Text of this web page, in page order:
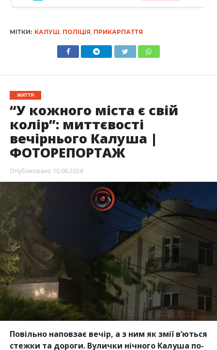
МІТКИ: КАЛУШ, ПОЛІЦІЯ, ПРИКАРПАТТЯ
ЖИТТЯ
“У кожного міста є свій
колір”: миттєвості
вечірнього Калуша |
ФОТОРЕПОРТАЖ
Опубліковано 10.06.2024
Повільно наповзає вечір, а з ним як змії в’ються
стежки та дороги. Вулички нічного Калуша по-